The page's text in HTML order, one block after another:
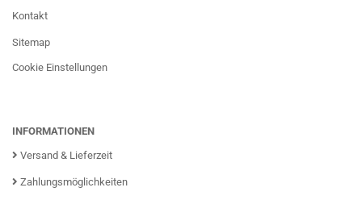
Kontakt
Sitemap
Cookie Einstellungen
INFORMATIONEN
Versand & Lieferzeit
Zahlungsmöglichkeiten